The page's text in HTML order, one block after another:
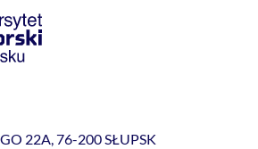
22A, 76-200 SŁUPSK